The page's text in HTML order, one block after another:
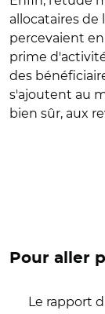
allocataires de
percevaient
prime
des
s'ajoutent au
bien sûr, aux
Pour aller
Le rapport